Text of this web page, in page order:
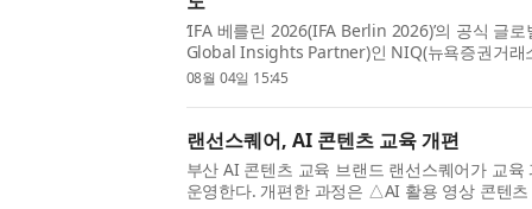
‘IFA 베를린 2026(IFA Berlin 2026)’의 공식 글
Global Insights Partner)인 NIQ(뉴욕증권거래
리전스, 인간의 통찰력을 결합해 성장, 혁신, 소
08월 04일 15:45
랜선스퀘어, AI 콘텐츠 교육 개편
부산 AI 콘텐츠 교육 브랜드 랜선스퀘어가 교
운영한다. 개편한 과정은 △AI 활용 영상 콘텐